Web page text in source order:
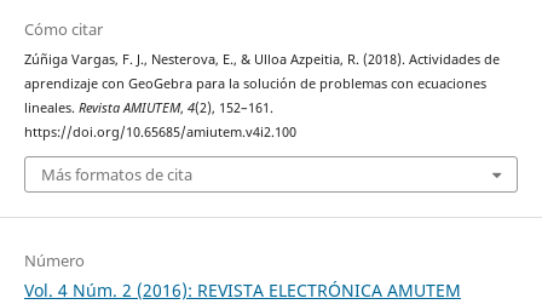
Cómo citar
Zúñiga Vargas, F. J., Nesterova, E., & Ulloa Azpeitia, R. (2018). Actividades de
aprendizaje con GeoGebra para la solución de problemas con ecuaciones
lineales. Revista AMIUTEM, 4(2), 152–161.
https://doi.org/10.65685/amiutem.v4i2.100
Más formatos de cita
Número
Vol. 4 Núm. 2 (2016): REVISTA ELECTRÓNICA AMUTEM